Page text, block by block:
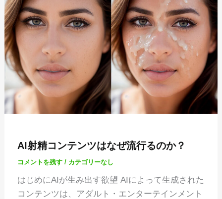
AI射精コンテンツはなぜ流行るのか？
コメントを残す / カテゴリーなし
はじめにAIが生み出す欲望 AIによって生成された
コンテンツは、アダルト・エンターテインメント